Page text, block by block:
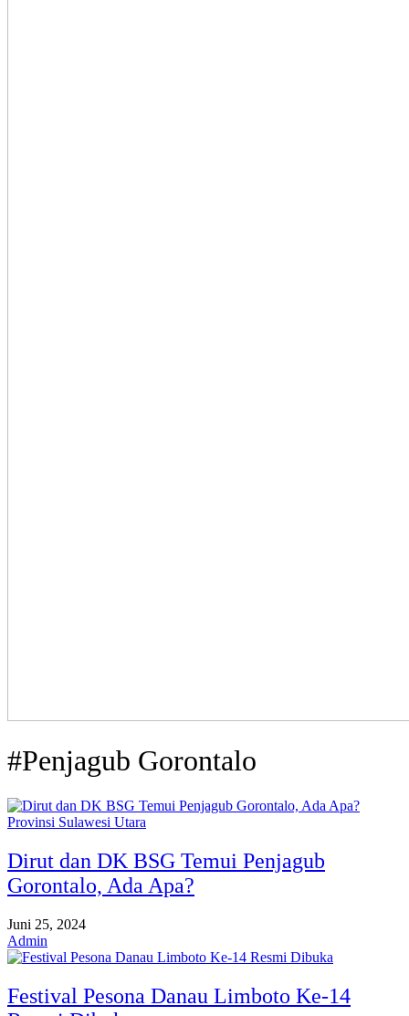
#Penjagub Gorontalo
Provinsi Sulawesi Utara
Dirut dan DK BSG Temui Penjagub
Gorontalo, Ada Apa?
Juni 25, 2024
Admin
Festival Pesona Danau Limboto Ke-14